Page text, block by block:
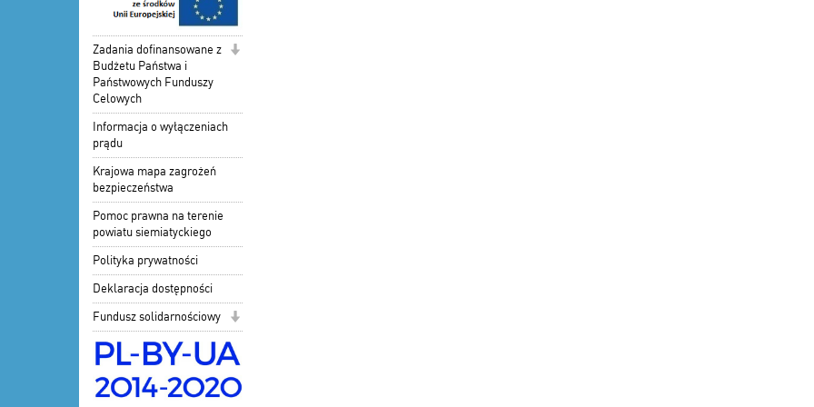
Zadania dofinansowane z
Budżetu Państwa i
Państwowych Funduszy
Celowych
Informacja o wyłączeniach
prądu
Krajowa mapa zagrożeń
bezpieczeństwa
Pomoc prawna na terenie
powiatu siemiatyckiego
Polityka prywatności
Deklaracja dostępności
Fundusz solidarnościowy